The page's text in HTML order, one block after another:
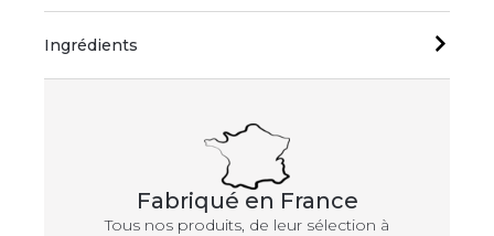
Ingrédients
Fabriqué en France
Tous nos produits, de leur sélection à